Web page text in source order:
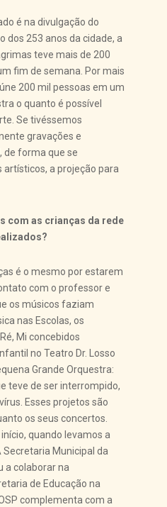
é na divulgação do
dos 253 anos da cidade, a
teve mais de 200
fim de semana. Por mais
200 mil pessoas em um
o quanto é possível
Se tivéssemos
gravações e
de forma que se
a projeção para
com as crianças da rede
é o mesmo por estarem
com o professor e
os músicos faziam
nas Escolas, os
Mi concebidos
no Teatro Dr. Losso
Grande Orquestra:
teve de ser interrompido,
Esses projetos são
os seus concertos.
quando levamos a
Municipal da
a colaborar na
de Educação na
complementa com a